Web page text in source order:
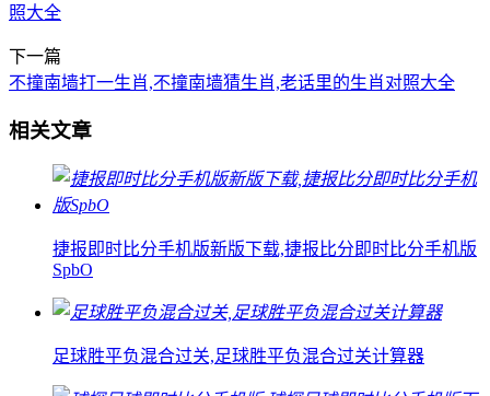
照大全
下一篇
不撞南墙打一生肖,不撞南墙猜生肖,老话里的生肖对照大全
相关文章
捷报即时比分手机版新版下载,捷报比分即时比分手机版
SpbO
足球胜平负混合过关,足球胜平负混合过关计算器